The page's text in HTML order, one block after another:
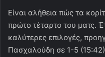
Είναι αλήθεια πώς τα
πρώτο τέταρτο του ματς.
καλύτερες επιλογές,
Πασχαλούδη σε 1-5